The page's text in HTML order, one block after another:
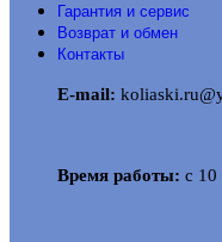
Гарантия и сервис
Возврат и обмен
Контакты
E-mail:
Время работы: с 10